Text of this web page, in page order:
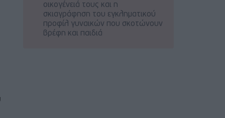
οικογένειά τους και η
σκιαγράφηση του εγκληματικού
προφίλ γυναικών που σκοτώνουν
βρέφη και παιδιά